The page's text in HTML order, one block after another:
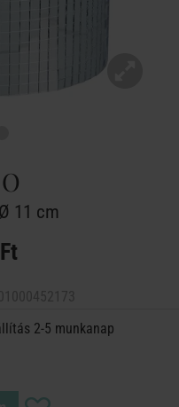
11 cm
2-5 munkanap